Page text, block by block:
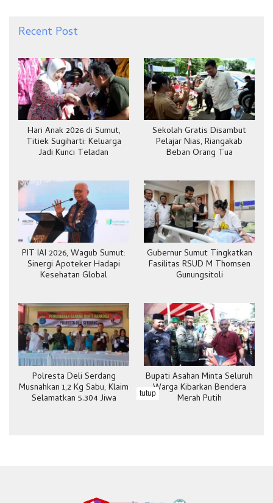
Recent Post
Hari Anak 2026 di Sumut,
Titiek Sugiharti: Keluarga
Jadi Kunci Teladan
Sekolah Gratis Disambut
Pelajar Nias, Riangakab
Beban Orang Tua
PIT IAI 2026, Wagub Sumut:
Sinergi Apoteker Hadapi
Kesehatan Global
Gubernur Sumut Tingkatkan
Fasilitas RSUD M Thomsen
Gunungsitoli
Polresta Deli Serdang
Musnahkan 1,2 Kg Sabu, Klaim
Selamatkan 5.304 Jiwa
Bupati Asahan Minta Seluruh
Warga Kibarkan Bendera
Merah Putih
tutup